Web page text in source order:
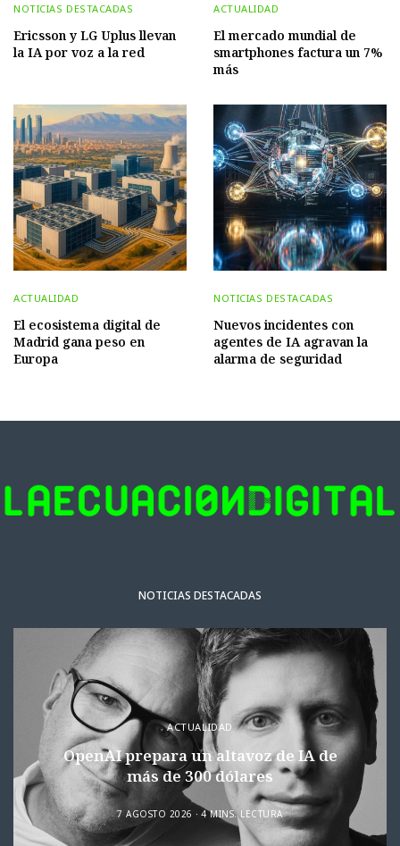
NOTICIAS DESTACADAS
Ericsson y LG Uplus llevan
la IA por voz a la red
ACTUALIDAD
El mercado mundial de
smartphones factura un 7%
más
ACTUALIDAD
El ecosistema digital de
Madrid gana peso en
Europa
NOTICIAS DESTACADAS
Nuevos incidentes con
agentes de IA agravan la
alarma de seguridad
NOTICIAS DESTACADAS
ACTUALIDAD
OpenAI prepara un altavoz de IA de
más de 300 dólares
7 AGOSTO 2026 4 MINS. LECTURA